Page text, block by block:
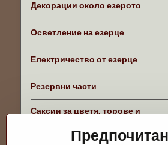
Декорации около езерото
Осветление на езерце
Електричество от езерце
Резервни части
Саксии за цветя, торове и